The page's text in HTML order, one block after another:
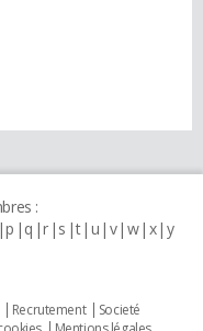
:
p q r s t u v w x y
Recrutement
Societé